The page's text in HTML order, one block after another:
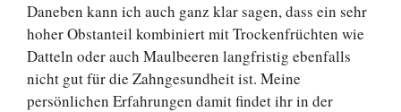
Daneben kann ich auch ganz klar sagen, dass ein sehr
hoher Obstanteil kombiniert mit Trockenfrüchten wie
Datteln oder auch Maulbeeren langfristig ebenfalls
nicht gut für die Zahngesundheit ist. Meine
persönlichen Erfahrungen damit findet ihr in der